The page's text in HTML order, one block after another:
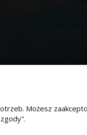
Możesz